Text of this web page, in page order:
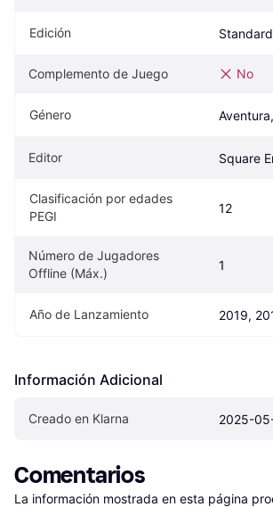
Edición
Complemento de Juego No
Género
Editor Square
Clasificación por edades
PEGI
12
Número de Jugadores
Offline (Máx.)
1
Año de Lanzamiento 2019,
Información Adicional
Creado en Klarna 2025-
Comentarios
La información mostrada en esta página